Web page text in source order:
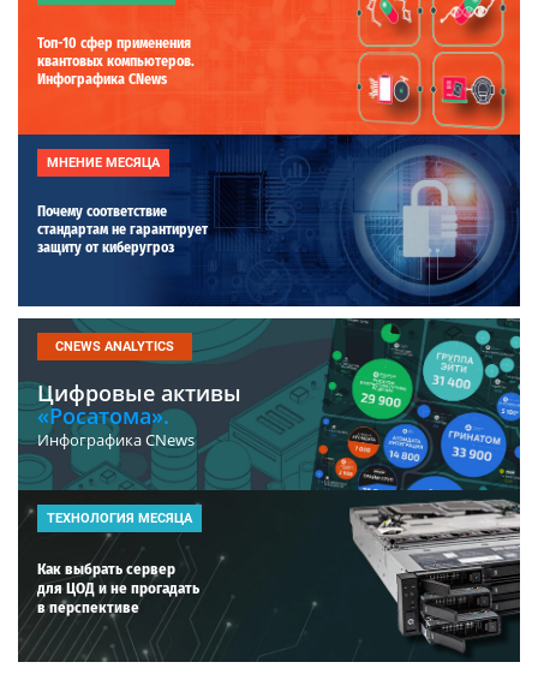
Топ-10 сфер применения
квантовых компьютеров.
Инфографика CNews
МНЕНИЕ МЕСЯЦА
Почему соответствие
стандартам не гарантирует
защиту от киберугроз
CNEWS ANALYTICS
Цифровые активы
«Росатома».
Инфографика CNews
ТЕХНОЛОГИЯ МЕСЯЦА
Как выбрать сервер
для ЦОД и не прогадать
в перспективе